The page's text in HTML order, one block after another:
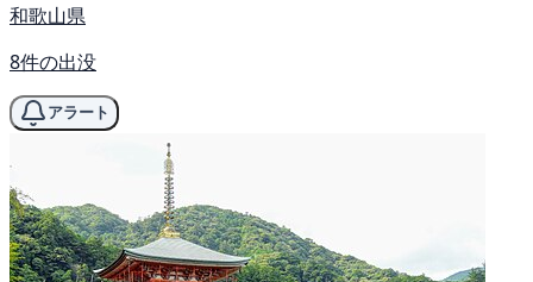
和歌山県
8件の出没
アラート